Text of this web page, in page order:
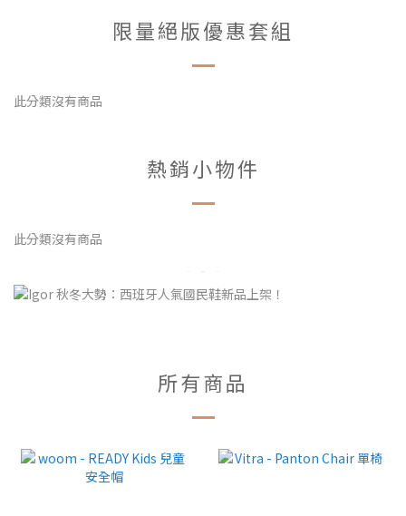
限量絕版優惠套組
此分類沒有商品
熱銷小物件
此分類沒有商品
所有商品